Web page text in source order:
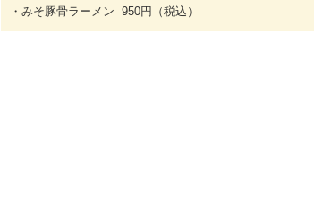
・みそ豚骨ラーメン 950円（税込）